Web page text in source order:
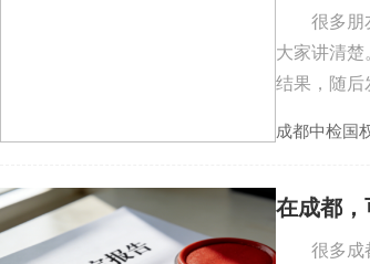
很多朋友
大家讲清
结果，随后
成都中检国
在成都
很多成都